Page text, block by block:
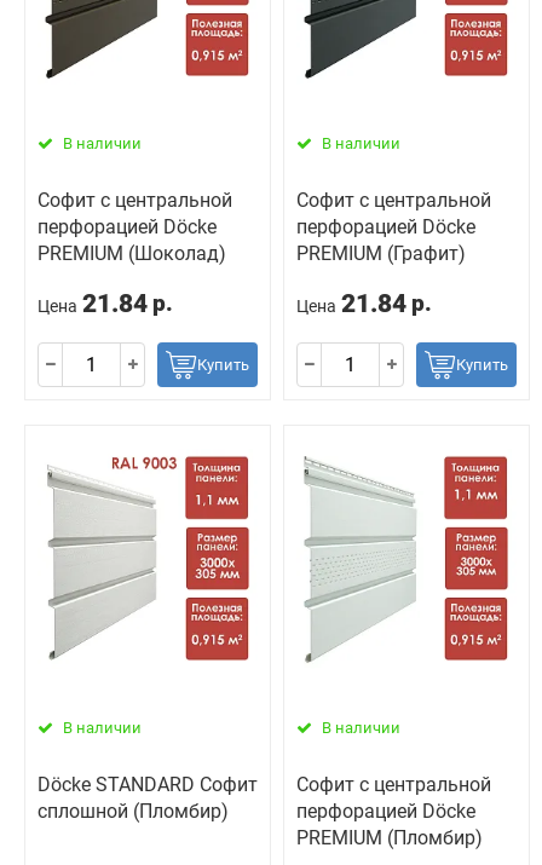
В наличии
Софит с центральной
перфорацией Döcke
PREMIUM (Шоколад)
Цена 21.84 р.
Купить
В наличии
Софит с центральной
перфорацией Döcke
PREMIUM (Графит)
Цена 21.84 р.
Купить
В наличии
Döcke STANDARD Софит
сплошной (Пломбир)
В наличии
Софит с центральной
перфорацией Döcke
PREMIUM (Пломбир)